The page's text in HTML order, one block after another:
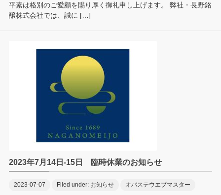
平素は格別のご愛顧を賜り厚く御礼申し上げます。 弊社・長野銘
醸株式会社では、誠に […]
2023年7月14日‐15日 臨時休業のお知らせ
2023-07-07 Filed under: お知らせ オバステウエブマスター